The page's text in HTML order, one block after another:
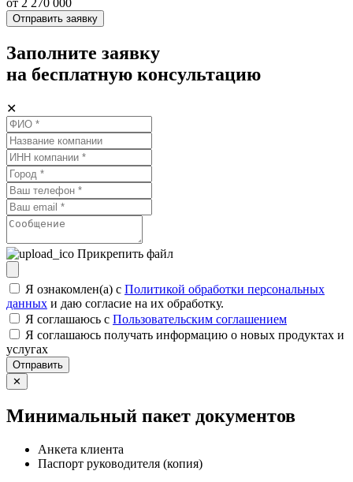
от 2 270 000
Отправить заявку
Заполните заявку
на бесплатную консультацию
✕
Прикрепить файл
Я ознакомлен(а) с Политикой обработки персональных
данных и даю согласие на их обработку.
Я соглашаюсь c Пользовательским соглашением
Я соглашаюсь получать информацию о новых продуктах и
услугах
Отправить
✕
Минимальный пакет документов
Анкета клиента
Паспорт руководителя (копия)